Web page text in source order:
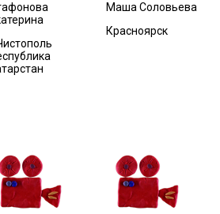
Маша Соловьева
Красноярск